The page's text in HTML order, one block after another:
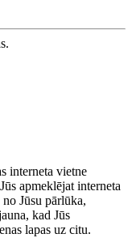
interneta vietne
apmeklējat interneta
Jūsu pārlūka,
kad Jūs
lapas uz citu.